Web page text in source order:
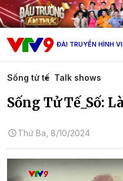
ĐÀI TRUYỀN HÌNH
Sống tử tế Talk shows
Sống Tử Tế_Số:
Thứ Ba, 8/10/2024